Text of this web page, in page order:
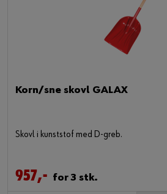
Korn/sne skovl GALAX
Skovl i kunststof med D-greb.
957,- for 3 stk.